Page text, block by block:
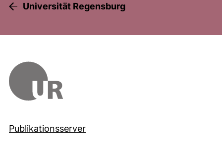
Universität Regensburg
Publikationsserver